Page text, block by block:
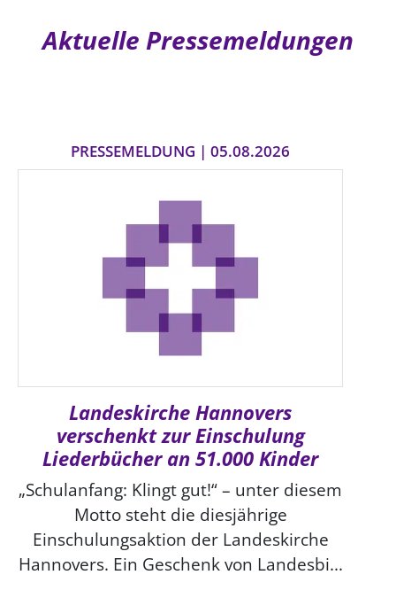
Aktuelle Pressemeldungen
PRESSEMELDUNG | 05.08.2026
Landeskirche Hannovers
verschenkt zur Einschulung
Liederbücher an 51.000 Kinder
„Schulanfang: Klingt gut!“ – unter diesem
Motto steht die diesjährige
Einschulungsaktion der Landeskirche
Hannovers. Ein Geschenk von Landesbi...